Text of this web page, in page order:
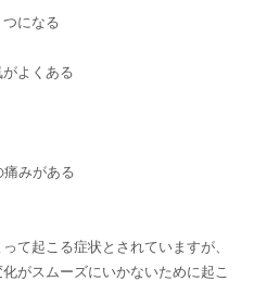
になる
よくある
みがある
て起こる症状とされていますが、
がスムーズにいかないために起こ